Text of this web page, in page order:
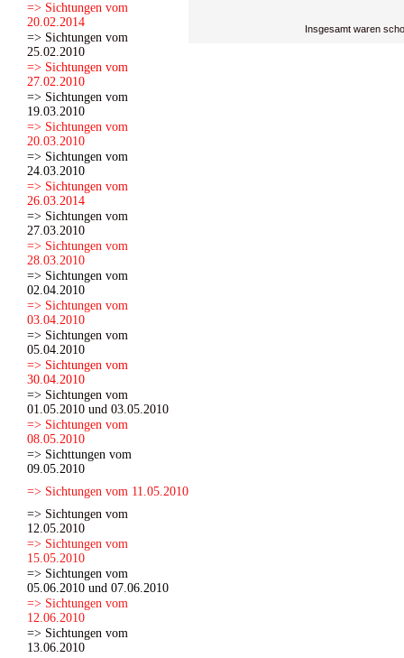
=> Sichtungen vom
20.02.2014
=> Sichtungen vom
25.02.2010
=> Sichtungen vom
27.02.2010
=> Sichtungen vom
19.03.2010
=> Sichtungen vom
20.03.2010
=> Sichtungen vom
24.03.2010
=> Sichtungen vom
26.03.2014
=> Sichtungen vom
27.03.2010
=> Sichtungen vom
28.03.2010
=> Sichtungen vom
02.04.2010
=> Sichtungen vom
03.04.2010
=> Sichtungen vom
05.04.2010
=> Sichtungen vom
30.04.2010
=> Sichtungen vom
01.05.2010 und 03.05.2010
=> Sichtungen vom
08.05.2010
=> Sichttungen vom
09.05.2010
=> Sichtungen vom 11.05.2010
=> Sichtungen vom
12.05.2010
=> Sichtungen vom
15.05.2010
=> Sichtungen vom
05.06.2010 und 07.06.2010
=> Sichtungen vom
12.06.2010
=> Sichtungen vom
13.06.2010
Insgesamt waren